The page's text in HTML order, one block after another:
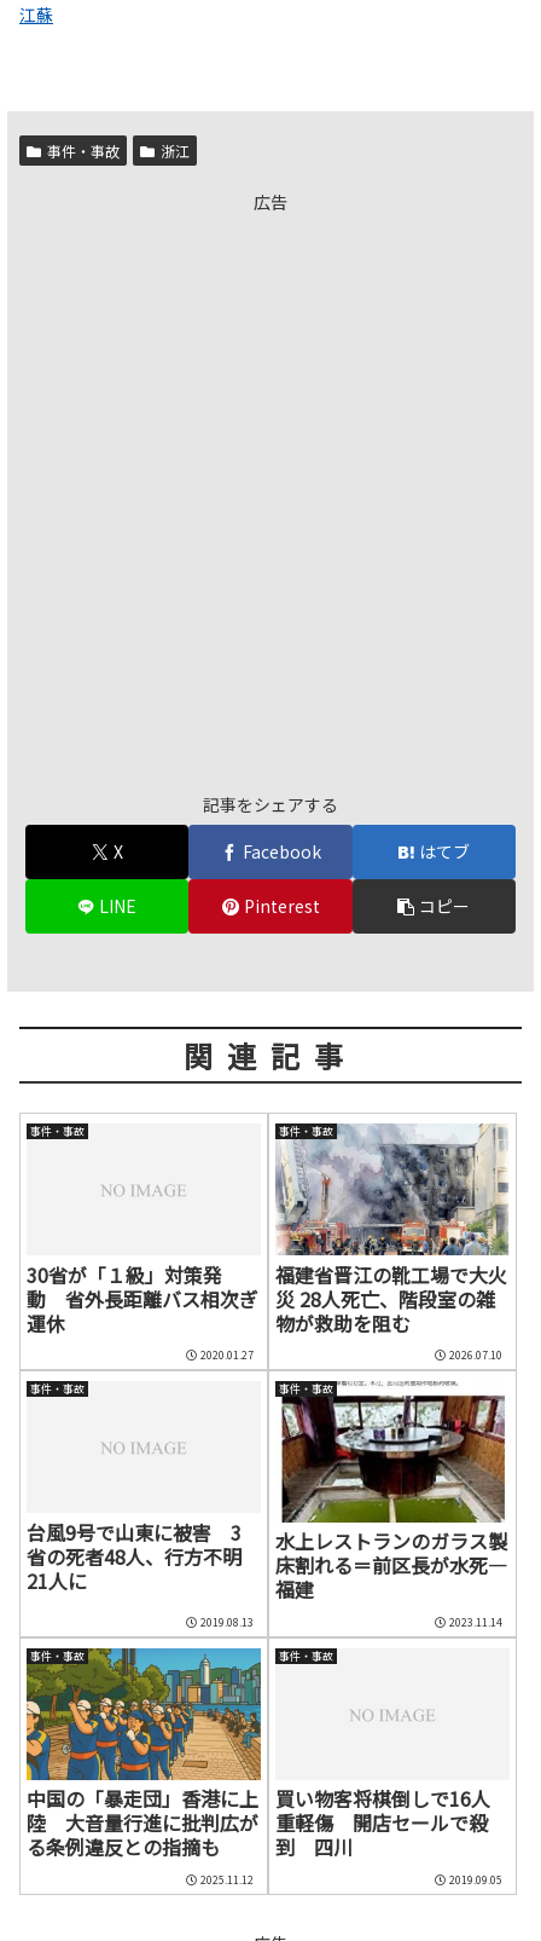
江蘇
事件・事故 浙江
広告
記事をシェアする
X
Facebook はてブ
LINE Pinterest コピー
関連記事
事件・事故
30省が「１級」対策発
動 省外長距離バス相次ぎ
運休
2020.01.27
事件・事故
福建省晋江の靴工場で大火
災 28人死亡、階段室の雑
物が救助を阻む
2026.07.10
事件・事故
台風9号で山東に被害 3
省の死者48人、行方不明
21人に
2019.08.13
事件・事故
水上レストランのガラス製
床割れる＝前区長が水死―
福建
2023.11.14
事件・事故
中国の「暴走団」香港に上
陸 大音量行進に批判広が
る条例違反との指摘も
2025.11.12
事件・事故
買い物客将棋倒しで16人
重軽傷 開店セールで殺
到 四川
2019.09.05